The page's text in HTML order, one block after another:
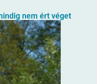
nem ért véget